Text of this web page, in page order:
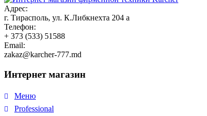
Адрес:
г. Тирасполь, ул. К.Либкнехта 204 а
Телефон:
+ 373 (533) 51588
Email:
zakaz@karcher-777.md
Интернет магазин
Меню
Professional